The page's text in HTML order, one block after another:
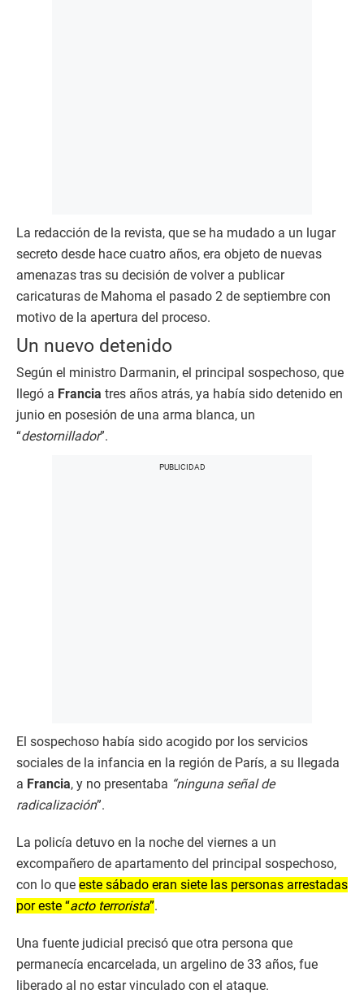
La redacción de la revista, que se ha mudado a un lugar
secreto desde hace cuatro años, era objeto de nuevas
amenazas tras su decisión de volver a publicar
caricaturas de Mahoma el pasado 2 de septiembre con
motivo de la apertura del proceso.
Un nuevo detenido
Según el ministro Darmanin, el principal sospechoso, que
llegó a Francia tres años atrás, ya había sido detenido en
junio en posesión de una arma blanca, un
“destornillador”.
El sospechoso había sido acogido por los servicios
sociales de la infancia en la región de París, a su llegada
a Francia, y no presentaba “ninguna señal de
radicalización”.
La policía detuvo en la noche del viernes a un
excompañero de apartamento del principal sospechoso,
con lo que este sábado eran siete las personas arrestadas
por este “acto terrorista”.
Una fuente judicial precisó que otra persona que
permanecía encarcelada, un argelino de 33 años, fue
liberado al no estar vinculado con el ataque.